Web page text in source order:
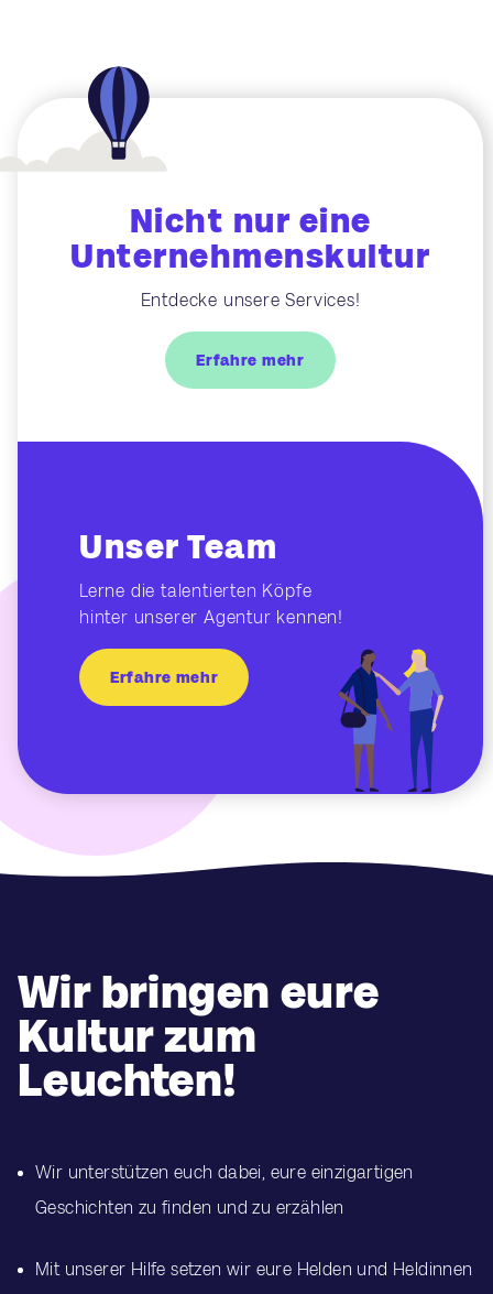
Nicht nur eine
Unternehmenskultur
Entdecke unsere Services!
Erfahre mehr
Unser Team
Lerne die talentierten Köpfe
hinter unserer Agentur kennen!
Erfahre mehr
Wir bringen eure
Kultur zum
Leuchten!
Wir unterstützen euch dabei, eure einzigartigen
Geschichten zu finden und zu erzählen
Mit unserer Hilfe setzen wir eure Helden und Heldinnen